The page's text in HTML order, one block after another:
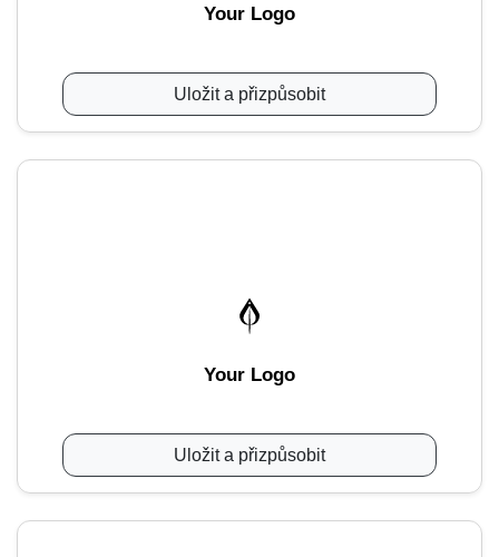
Your Logo
Uložit a přizpůsobit
Your Logo
Uložit a přizpůsobit